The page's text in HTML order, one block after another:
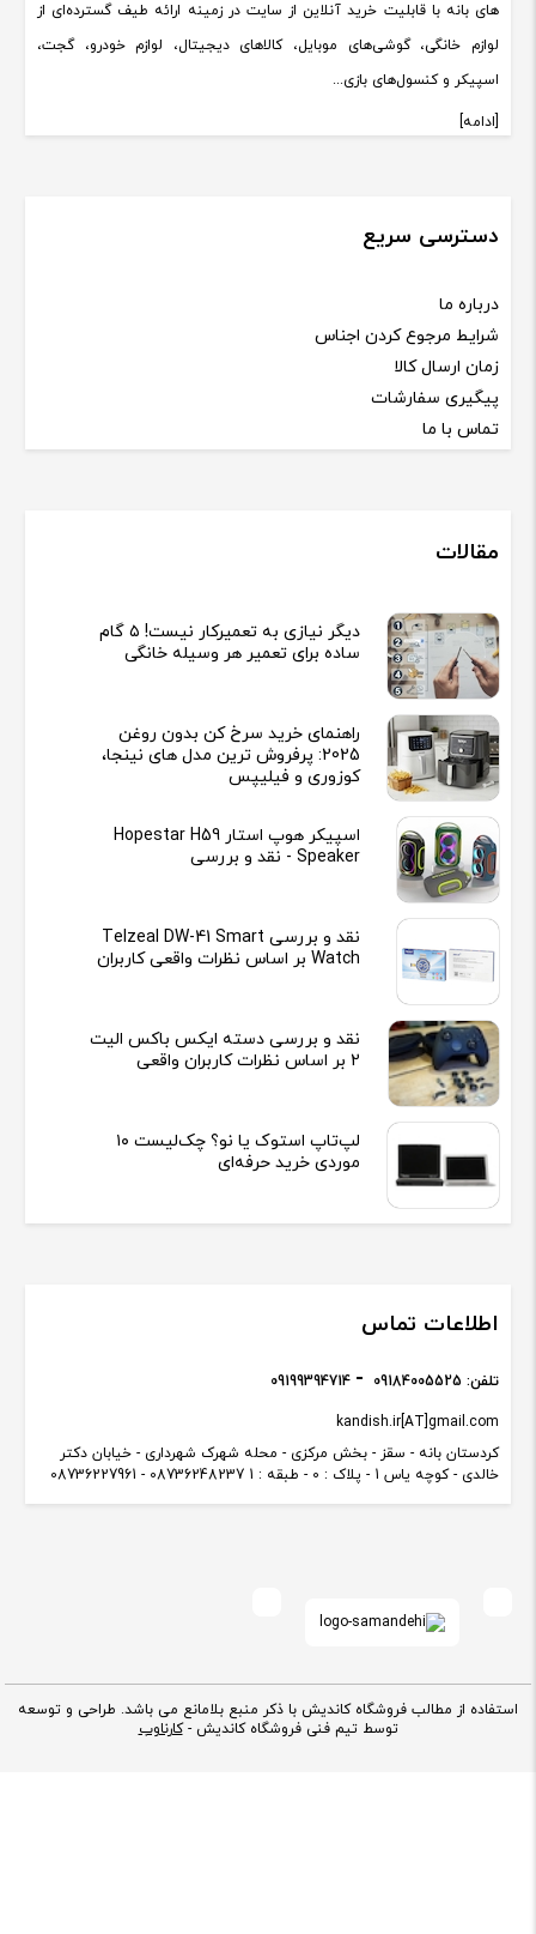
های بانه با قابلیت خرید آنلاین از سایت در زمینه ارائه طیف گسترده‌ای از
لوازم خانگی، گوشی‌های موبایل، کالاهای دیجیتال، لوازم خودرو، گجت،
اسپیکر و کنسول‌های بازی...
[ادامه]
دسترسی سریع
درباره ما
شرایط مرجوع کردن اجناس
زمان ارسال کالا
پیگیری سفارشات
تماس با ما
مقالات
دیگر نیازی به تعمیرکار نیست! ۵ گام
ساده برای تعمیر هر وسیله خانگی
راهنمای خرید سرخ کن بدون روغن
2025: پرفروش ترین مدل های نینجا،
کوزوری و فیلیپس
اسپیکر هوپ استار Hopestar H59
Speaker - نقد و بررسی
نقد و بررسی Telzeal DW-41 Smart
Watch بر اساس نظرات واقعی کاربران
نقد و بررسی دسته ایکس باکس الیت
2 بر اساس نظرات کاربران واقعی
لپ‌تاپ استوک یا نو؟ چک‌لیست ۱۰
موردی خرید حرفه‌ای
اطلاعات تماس
کردستان بانه - سقز - بخش مرکزی - محله شهرک شهرداری - خیابان دکتر
خالدی - کوچه یاس 1 - پلاک : 0 - طبقه : 1 08736248237 - 08736227961
kandish.ir[AT]gmail.com
تلفن: 09184005525
09199394714
استفاده از مطالب فروشگاه کاندیش با ذکر منبع بلامانع می باشد. طراحی و توسعه
توسط تیم فنی فروشگاه کاندیش -کارناوب